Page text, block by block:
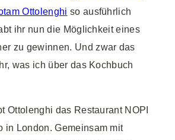
Ottolenghi so ausführlich
ihr nun die Möglichkeit eines
zu gewinnen. Und zwar das
was ich über das Kochbuch
Ottolenghi das Restaurant NOPI
in London. Gemeinsam mit